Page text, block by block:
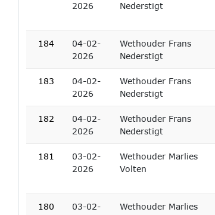
2026
Nederstigt
184
04-02-
2026
Wethouder Frans
Nederstigt
183
04-02-
2026
Wethouder Frans
Nederstigt
182
04-02-
2026
Wethouder Frans
Nederstigt
181
03-02-
2026
Wethouder Marlies
Volten
180
03-02-
Wethouder Marlies